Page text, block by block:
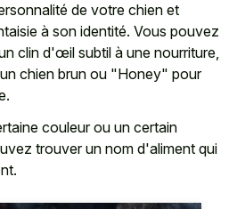
de votre chien et
à son identité. Vous pouvez
clin d'œil subtil à une nourriture,
chien brun ou "Honey" pour
couleur ou un certain
trouver un nom d'aliment qui